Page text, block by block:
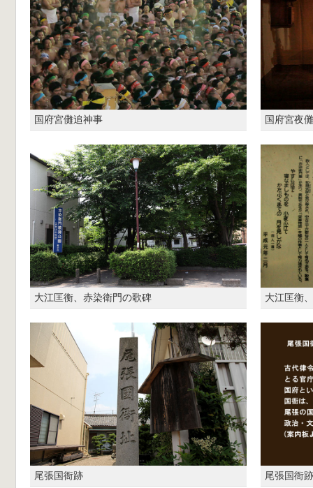
国府宮儺追神事 国府宮夜
大江匡衡、赤染衛門の歌碑 大江匡衡
尾張国衙跡 尾張国衙跡